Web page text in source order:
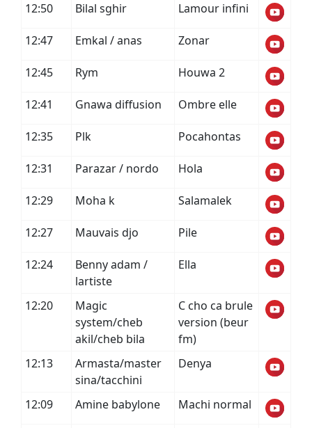
12:50 Bilal sghir Lamour infini
12:47 Emkal / anas Zonar
12:45 Rym Houwa 2
12:41 Gnawa diffusion Ombre elle
12:35 Plk Pocahontas
12:31 Parazar / nordo Hola
12:29 Moha k Salamalek
12:27 Mauvais djo Pile
12:24
Benny adam /
lartiste
Ella
12:20
Magic
system/cheb
akil/cheb bila
C cho ca brule
version (beur
fm)
12:13
Armasta/master
sina/tacchini
Denya
12:09 Amine babylone Machi normal